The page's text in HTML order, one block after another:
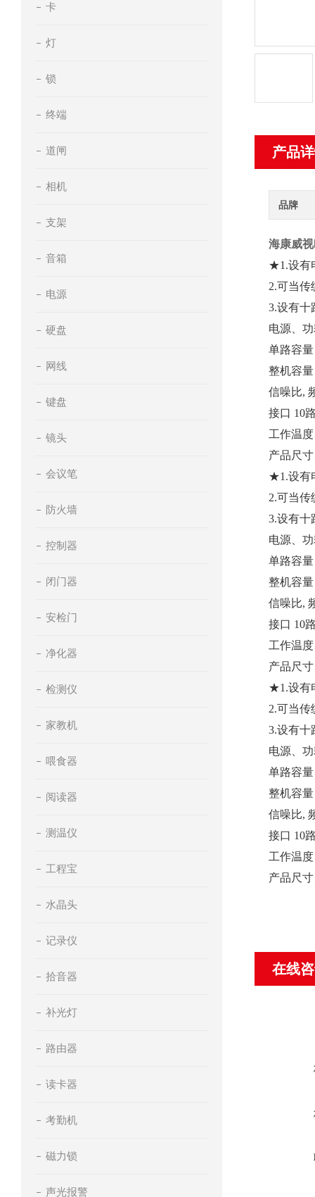
卡
灯
锁
终端
道闸
相机
支架
音箱
电源
硬盘
网线
键盘
镜头
会议笔
防火墙
控制器
闭门器
安检门
净化器
检测仪
家教机
喂食器
阅读器
测温仪
工程宝
水晶头
记录仪
拾音器
补光灯
路由器
读卡器
考勤机
磁力锁
声光报警
产品
品牌
海康威
★1.设有
2.可当传
3.设有十
电源、
单路容
整机容
信噪比,
接口 10
工作温
产品尺寸
★1.设有
2.可当传
3.设有十
电源、
单路容
整机容
信噪比,
接口 10
工作温
产品尺寸
★1.设有
2.可当传
3.设有十
电源、
单路容
整机容
信噪比,
接口 10
工作温
产品尺寸
在线